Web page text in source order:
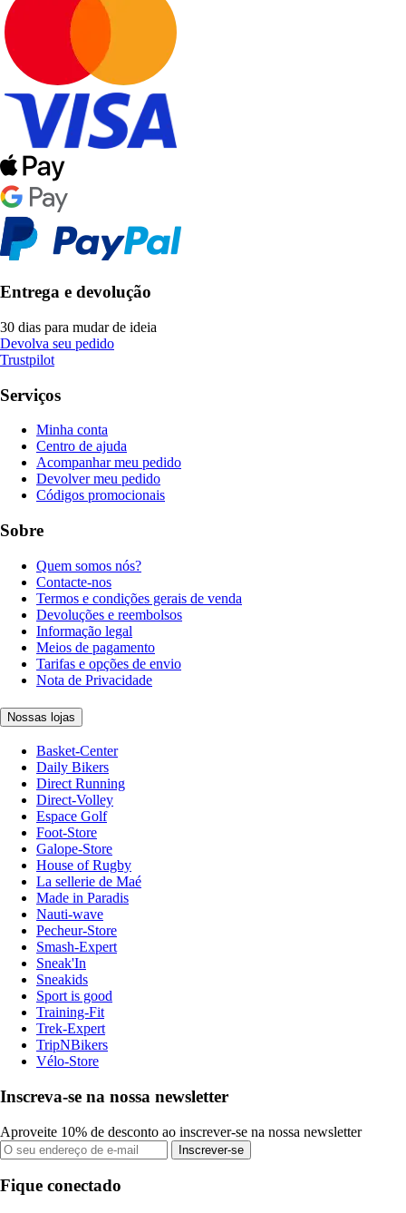
Entrega e devolução
30 dias para mudar de ideia
Devolva seu pedido
Trustpilot
Serviços
Minha conta
Centro de ajuda
Acompanhar meu pedido
Devolver meu pedido
Códigos promocionais
Sobre
Quem somos nós?
Contacte-nos
Termos e condições gerais de venda
Devoluções e reembolsos
Informação legal
Meios de pagamento
Tarifas e opções de envio
Nota de Privacidade
Nossas lojas
Basket-Center
Daily Bikers
Direct Running
Direct-Volley
Espace Golf
Foot-Store
Galope-Store
House of Rugby
La sellerie de Maé
Made in Paradis
Nauti-wave
Pecheur-Store
Smash-Expert
Sneak'In
Sneakids
Sport is good
Training-Fit
Trek-Expert
TripNBikers
Vélo-Store
Inscreva-se na nossa newsletter
Aproveite 10% de desconto ao inscrever-se na nossa newsletter
Inscrever-se
Fique conectado